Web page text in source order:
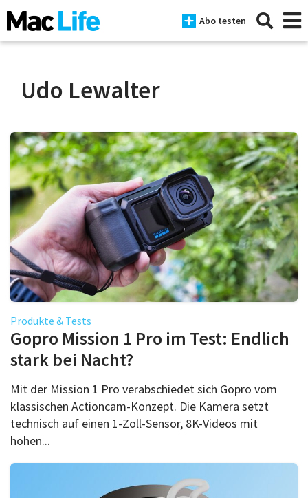
Abo testen
iPhone
Mac
iPad
Tests
Tipps
Magazine
Podcast
Mac Life+
Anmelden
Udo Lewalter
Produkte & Tests
Gopro Mission 1 Pro im Test: Endlich
stark bei Nacht?
Mit der Mission 1 Pro verabschiedet sich Gopro vom
klassischen Actioncam-Konzept. Die Kamera setzt
technisch auf einen 1-Zoll-Sensor, 8K-Videos mit
hohen...